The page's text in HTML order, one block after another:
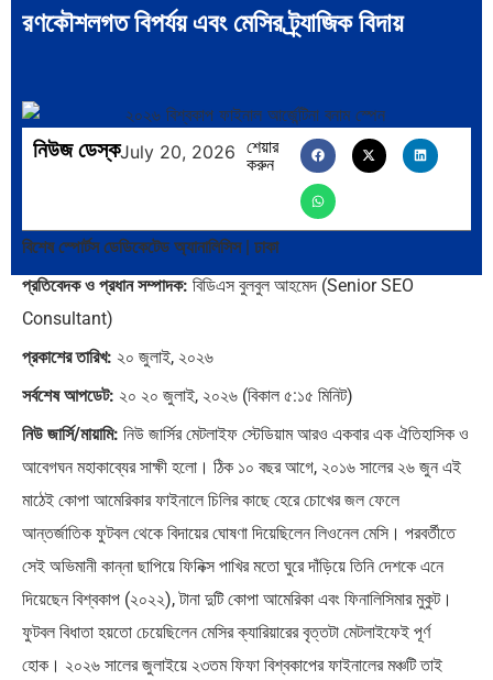
ভারত মহাসাগরের অশ্রু: শ্রীলঙ্কার
ক্রূরতা ও ধ্বংসের মহাকাব্য: পৃথিবীর…
ব্রাজিল ও আর্জেন্টিনার কালো অধ্যায়:…
পৃথিবীতে বর্তমানে মোট দেশের সংখ্যা…
রণকৌশলগত বিপর্যয় এবং মেসির ট্র্যাজিক বিদায়
নিউজ ডেস্কJuly 20, 2026 শেয়ার
করুন
বিশেষ স্পোর্টস ডেডিকেটেড অ্যানালিসিস | ঢাকা
প্রতিবেদক ও প্রধান সম্পাদক: বিডিএস বুলবুল আহমেদ (Senior SEO
Consultant)
প্রকাশের তারিখ: ২০ জুলাই, ২০২৬
সর্বশেষ আপডেট: ২০ ২০ জুলাই, ২০২৬ (বিকাল ৫:১৫ মিনিট)
নিউ জার্সি/মায়ামি: নিউ জার্সির মেটলাইফ স্টেডিয়াম আরও একবার এক ঐতিহাসিক ও
আবেগঘন মহাকাব্যের সাক্ষী হলো। ঠিক ১০ বছর আগে, ২০১৬ সালের ২৬ জুন এই
মাঠেই কোপা আমেরিকার ফাইনালে চিলির কাছে হেরে চোখের জল ফেলে
আন্তর্জাতিক ফুটবল থেকে বিদায়ের ঘোষণা দিয়েছিলেন লিওনেল মেসি। পরবর্তীতে
সেই অভিমানী কান্না ছাপিয়ে ফিনিক্স পাখির মতো ঘুরে দাঁড়িয়ে তিনি দেশকে এনে
দিয়েছেন বিশ্বকাপ (২০২২), টানা দুটি কোপা আমেরিকা এবং ফিনালিসিমার মুকুট।
ফুটবল বিধাতা হয়তো চেয়েছিলেন মেসির ক্যারিয়ারের বৃত্তটা মেটলাইফেই পূর্ণ
হোক। ২০২৬ সালের জুলাইয়ে ২৩তম ফিফা বিশ্বকাপের ফাইনালের মঞ্চটি তাই